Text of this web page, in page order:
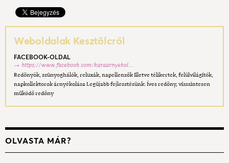
Weboldalak Kesztölcről
FACEBOOK-OLDAL
https://www.facebook.com/karaarnyekol...
Redőnyök, szúnyoghálók, reluxák, napellenzők Illetve télikertek, felülvilágítók,
napkollektorok árnyékolása Legújabb fejlesztésünk: Íves redőny, vízszintesen
működő redőny
OLVASTA MÁR?